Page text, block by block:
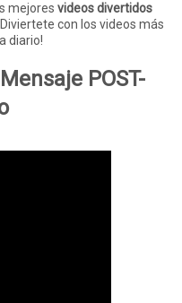
mejores videos divertidos
con los videos más
diario!
Mensaje POST-